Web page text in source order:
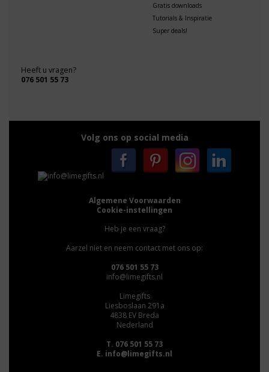
Gratis downloads
Tutorials & Inspiratie
Super deals!
Heeft u vragen?
076 501 55 73
Volg ons op social media
Algemene Voorwaarden
Cookie-instellingen
Heb je een vraag?
Aarzel niet en neem contact met ons op:
076 501 55 73
info@limegifts.nl
Limegifts
Liesboslaan 291a
4838 EV Breda
Nederland
T. 076 501 55 73
E. info@limegifts.nl